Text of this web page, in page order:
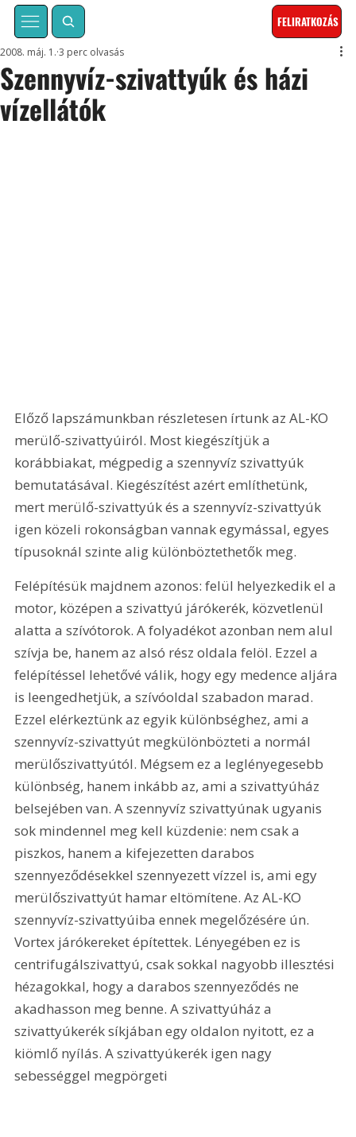
FELIRATKOZÁS
Szennyvíz-szivattyúk és házi
vízellátók
2008. máj. 1. 3 perc olvasás
Előző lapszámunkban részletesen írtunk az AL-KO
merülő-szivattyúiról. Most kiegészítjük a
korábbiakat, mégpedig a szennyvíz szivattyúk
bemutatásával. Kiegészítést azért említhetünk,
mert merülő-szivattyúk és a szennyvíz-szivattyúk
igen közeli rokonságban vannak egymással, egyes
típusoknál szinte alig különböztethetők meg.
Felépítésük majdnem azonos: felül helyezkedik el a
motor, középen a szivattyú járókerék, közvetlenül
alatta a szívótorok. A folyadékot azonban nem alul
szívja be, hanem az alsó rész oldala felöl. Ezzel a
felépítéssel lehetővé válik, hogy egy medence aljára
is leengedhetjük, a szívóoldal szabadon marad.
Ezzel elérkeztünk az egyik különbséghez, ami a
szennyvíz-szivattyút megkülönbözteti a normál
merülőszivattyútól. Mégsem ez a leglényegesebb
különbség, hanem inkább az, ami a szivattyúház
belsejében van. A szennyvíz szivattyúnak ugyanis
sok mindennel meg kell küzdenie: nem csak a
piszkos, hanem a kifejezetten darabos
szennyeződésekkel szennyezett vízzel is, ami egy
merülőszivattyút hamar eltömítene. Az AL-KO
szennyvíz-szivattyúiba ennek megelőzésére ún.
Vortex járókereket építettek. Lényegében ez is
centrifugálszivattyú, csak sokkal nagyobb illesztési
hézagokkal, hogy a darabos szennyeződés ne
akadhasson meg benne. A szivattyúház a
szivattyúkerék síkjában egy oldalon nyitott, ez a
kiömlő nyílás. A szivattyúkerék igen nagy
sebességgel megpörgeti